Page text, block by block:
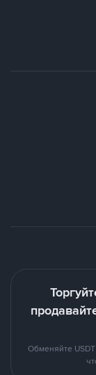
Обменяйте